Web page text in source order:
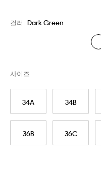
컬러 Dark Green
34A 34B
36B 36C
사이즈